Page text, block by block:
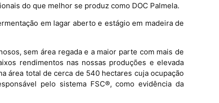
do que melhor se produz como DOC Palmela.
em lagar aberto e estágio em madeira de
sem área regada e a maior parte com mais de
rendimentos nas nossas produções e elevada
área total de cerca de 540 hectares cuja ocupação
pelo sistema FSC®, como evidência da